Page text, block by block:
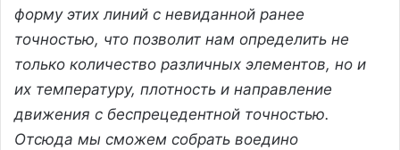
форму этих линий с невиданной ранее
точностью, что позволит нам определить не
только количество различных элементов, но и
их температуру, плотность и направление
движения с беспрецедентной точностью.
Отсюда мы сможем собрать воедино